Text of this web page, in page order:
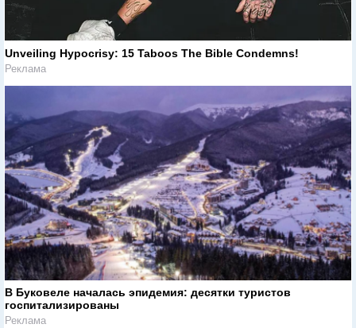
Unveiling Hypocrisy: 15 Taboos The Bible Condemns!
Реклама
В Буковеле началась эпидемия: десятки туристов
госпитализированы
Реклама